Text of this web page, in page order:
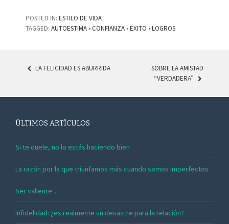
POSTED IN: ESTILO DE VIDA
TAGGED: AUTOESTIMA •CONFIANZA •EXITO •LOGROS
LA FELICIDAD ES ABURRIDA
SOBRE LA AMISTAD
“VERDADERA”
ÚLTIMOS ARTÍCULOS
Si te duele, no lo estás haciendo bien
La razón por la que triunfamos más cuando somos imperfectos
Ser valiente…
Infidelidad: ¿es realmente un desastre para la relación?